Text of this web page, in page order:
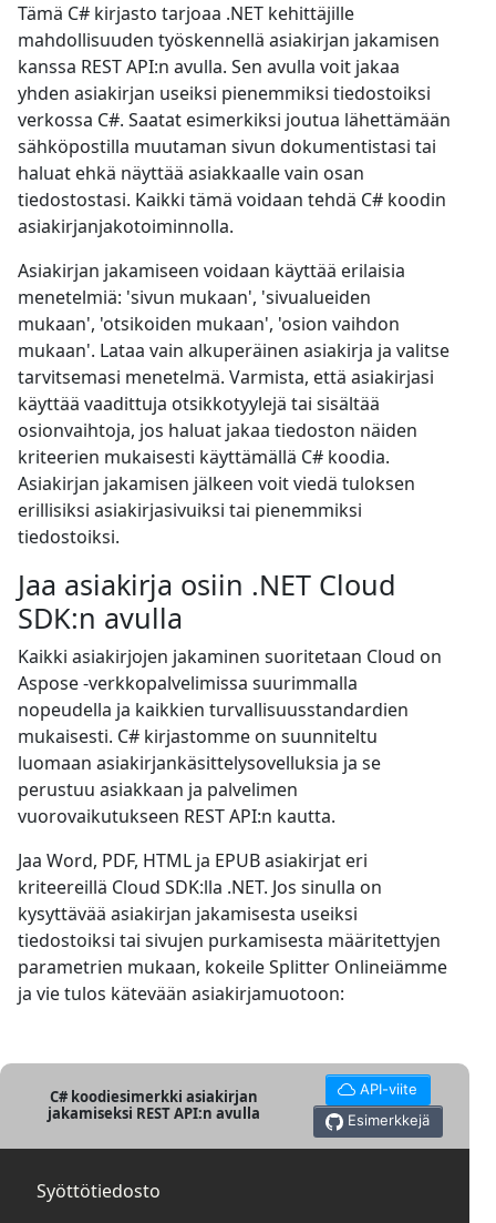
Tämä C# kirjasto tarjoaa .NET kehittäjille
mahdollisuuden työskennellä asiakirjan jakamisen
kanssa REST API:n avulla. Sen avulla voit jakaa
yhden asiakirjan useiksi pienemmiksi tiedostoiksi
verkossa C#. Saatat esimerkiksi joutua lähettämään
sähköpostilla muutaman sivun dokumentistasi tai
haluat ehkä näyttää asiakkaalle vain osan
tiedostostasi. Kaikki tämä voidaan tehdä C# koodin
asiakirjanjakotoiminnolla.
Asiakirjan jakamiseen voidaan käyttää erilaisia
menetelmiä: 'sivun mukaan', 'sivualueiden
mukaan', 'otsikoiden mukaan', 'osion vaihdon
mukaan'. Lataa vain alkuperäinen asiakirja ja valitse
tarvitsemasi menetelmä. Varmista, että asiakirjasi
käyttää vaadittuja otsikkotyylejä tai sisältää
osionvaihtoja, jos haluat jakaa tiedoston näiden
kriteerien mukaisesti käyttämällä C# koodia.
Asiakirjan jakamisen jälkeen voit viedä tuloksen
erillisiksi asiakirjasivuiksi tai pienemmiksi
tiedostoiksi.
Jaa asiakirja osiin .NET Cloud
SDK:n avulla
Kaikki asiakirjojen jakaminen suoritetaan Cloud on
Aspose -verkkopalvelimissa suurimmalla
nopeudella ja kaikkien turvallisuusstandardien
mukaisesti. C# kirjastomme on suunniteltu
luomaan asiakirjankäsittelysovelluksia ja se
perustuu asiakkaan ja palvelimen
vuorovaikutukseen REST API:n kautta.
Jaa Word, PDF, HTML ja EPUB asiakirjat eri
kriteereillä Cloud SDK:lla .NET. Jos sinulla on
kysyttävää asiakirjan jakamisesta useiksi
tiedostoiksi tai sivujen purkamisesta määritettyjen
parametrien mukaan, kokeile Splitter Onlineiämme
ja vie tulos kätevään asiakirjamuotoon:
C# koodiesimerkki asiakirjan
jakamiseksi REST API:n avulla
API-viite
Esimerkkejä
Syöttötiedosto